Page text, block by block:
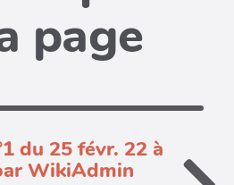
page
du 25 févr. 22 à
WikiAdmin